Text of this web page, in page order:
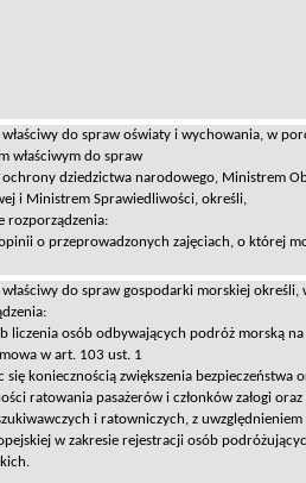
do spraw oświaty i wychowania, w
właściwym do spraw
dziedzictwa narodowego, Ministrem
i Ministrem Sprawiedliwości, określi,
rozporządzenia:
o przeprowadzonych zajęciach, o której
do spraw gospodarki morskiej określi,
liczenia osób odbywających podróż morską
w art. 103 ust. 1
się koniecznością zwiększenia bezpieczeństwa
ratowania pasażerów i członków załogi
i ratowniczych, z
w zakresie rejestracji osób